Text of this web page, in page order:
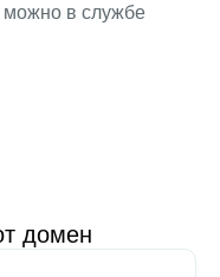
можно в службе
домен